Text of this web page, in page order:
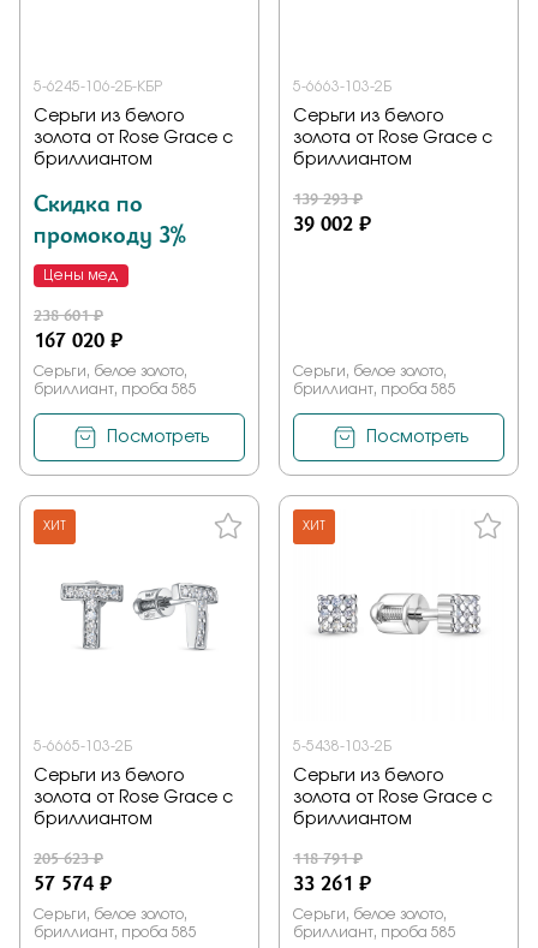
5-6245-106-2Б-КБР
Серьги из белого
золота от Rose Grace с
бриллиантом
Скидка по
промокоду 3%
Цены мед
238 601 ₽
167 020 ₽
Серьги, белое золото,
бриллиант, проба 585
Посмотреть
5-6663-103-2Б
Серьги из белого
золота от Rose Grace с
бриллиантом
139 293 ₽
39 002 ₽
Серьги, белое золото,
бриллиант, проба 585
Посмотреть
ХИТ
5-6665-103-2Б
Серьги из белого
золота от Rose Grace с
бриллиантом
205 623 ₽
57 574 ₽
Серьги, белое золото,
бриллиант, проба 585
ХИТ
5-5438-103-2Б
Серьги из белого
золота от Rose Grace с
бриллиантом
118 791 ₽
33 261 ₽
Серьги, белое золото,
бриллиант, проба 585